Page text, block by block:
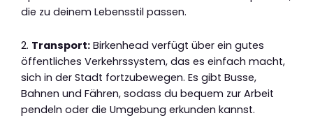
die zu deinem Lebensstil passen.
2. Transport: Birkenhead verfügt über ein gutes
öffentliches Verkehrssystem, das es einfach macht,
sich in der Stadt fortzubewegen. Es gibt Busse,
Bahnen und Fähren, sodass du bequem zur Arbeit
pendeln oder die Umgebung erkunden kannst.